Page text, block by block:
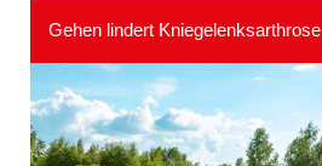
Gehen lindert Kniegelenksarthrose